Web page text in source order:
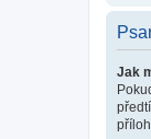
Jak